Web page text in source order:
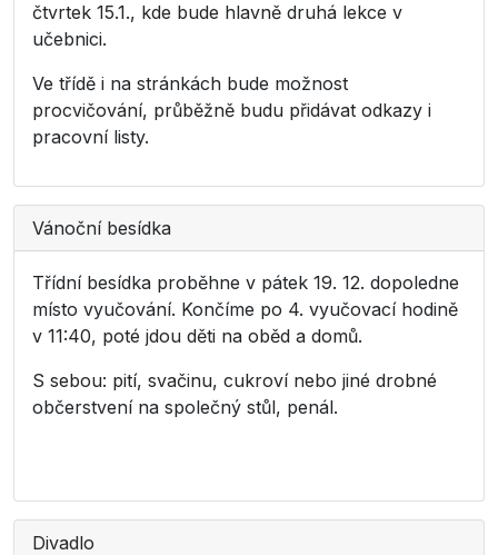
čtvrtek 15.1., kde bude hlavně druhá lekce v
učebnici.
Ve třídě i na stránkách bude možnost
procvičování, průběžně budu přidávat odkazy i
pracovní listy.
Vánoční besídka
Třídní besídka proběhne v pátek 19. 12. dopoledne
místo vyučování. Končíme po 4. vyučovací hodině
v 11:40, poté jdou děti na oběd a domů.
S sebou: pití, svačinu, cukroví nebo jiné drobné
občerstvení na společný stůl, penál.
Divadlo